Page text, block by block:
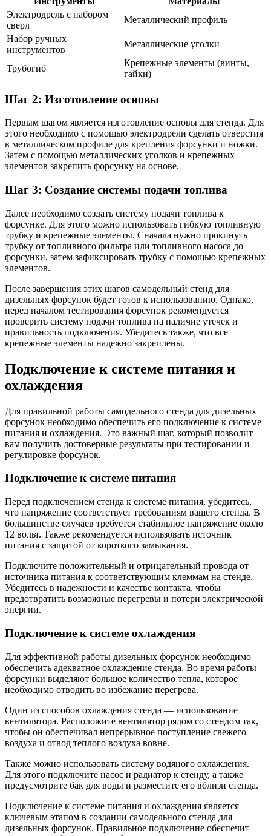
Электродрель с набором
сверл
Металлический профиль
Набор ручных
инструментов
Металлические уголки
Трубогиб
Крепежные элементы (винты,
гайки)
Шаг 2: Изготовление основы
Первым шагом является изготовление основы для стенда. Для
этого необходимо с помощью электродрели сделать отверстия
в металлическом профиле для крепления форсунки и ножки.
Затем с помощью металлических уголков и крепежных
элементов закрепить форсунку на основе.
Шаг 3: Создание системы подачи топлива
Далее необходимо создать систему подачи топлива к
форсунке. Для этого можно использовать гибкую топливную
трубку и крепежные элементы. Сначала нужно прокинуть
трубку от топливного фильтра или топливного насоса до
форсунки, затем зафиксировать трубку с помощью крепежных
элементов.
После завершения этих шагов самодельный стенд для
дизельных форсунок будет готов к использованию. Однако,
перед началом тестирования форсунок рекомендуется
проверить систему подачи топлива на наличие утечек и
правильность подключения. Убедитесь также, что все
крепежные элементы надежно закреплены.
Подключение к системе питания и
охлаждения
Для правильной работы самодельного стенда для дизельных
форсунок необходимо обеспечить его подключение к системе
питания и охлаждения. Это важный шаг, который позволит
вам получить достоверные результаты при тестировании и
регулировке форсунок.
Подключение к системе питания
Перед подключением стенда к системе питания, убедитесь,
что напряжение соответствует требованиям вашего стенда. В
большинстве случаев требуется стабильное напряжение около
12 вольт. Также рекомендуется использовать источник
питания с защитой от короткого замыкания.
Подключите положительный и отрицательный провода от
источника питания к соответствующим клеммам на стенде.
Убедитесь в надежности и качестве контакта, чтобы
предотвратить возможные перегревы и потери электрической
энергии.
Подключение к системе охлаждения
Для эффективной работы дизельных форсунок необходимо
обеспечить адекватное охлаждение стенда. Во время работы
форсунки выделяют большое количество тепла, которое
необходимо отводить во избежание перегрева.
Один из способов охлаждения стенда — использование
вентилятора. Расположите вентилятор рядом со стендом так,
чтобы он обеспечивал непрерывное поступление свежего
воздуха и отвод теплого воздуха вовне.
Также можно использовать систему водяного охлаждения.
Для этого подключите насос и радиатор к стенду, а также
предусмотрите бак для воды и разместите его вблизи стенда.
Подключение к системе питания и охлаждения является
ключевым этапом в создании самодельного стенда для
дизельных форсунок. Правильное подключение обеспечит